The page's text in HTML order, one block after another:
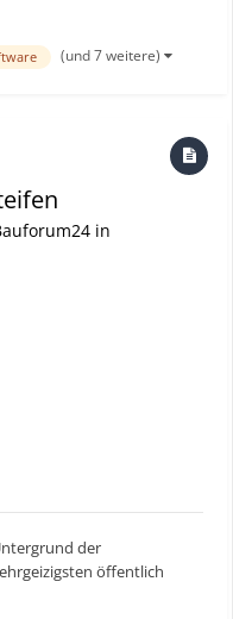
es nicht, dass
g...
(und 7 weitere)
in
der
öffentlich